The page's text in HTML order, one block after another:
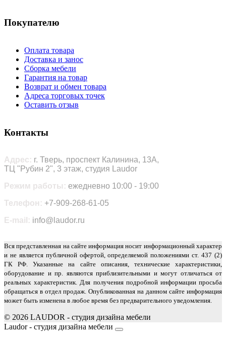
Покупателю
Оплата товара
Доставка и занос
Сборка мебели
Гарантия на товар
Возврат и обмен товара
Адреса торговых точек
Оставить отзыв
Контакты
Адрес: г. Тверь, проспект Калинина, 13А,
ТЦ "Рубин 2", 3 этаж, студия Laudor
Режим работы: ежедневно 10:00 - 19:00
Телефон: +7-909-268-61-05
E-mail: info@laudor.ru
Вся представленная на сайте информация носит информационный характер
и не является публичной офертой, определяемой положениями ст. 437 (2)
ГК РФ. Указанные на сайте описания, технические характеристики,
оборудование и пр. являются приблизительными и могут отличаться от
реальных характеристик. Для получения подробной информации просьба
обращаться в отдел продаж. Опубликованная на данном сайте информация
может быть изменена в любое время без предварительного уведомления.
© 2026 LAUDOR - студия дизайна мебели
Joomla! 3 Templates
Laudor - студия дизайна мебели